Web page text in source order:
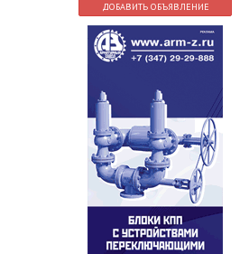
ДОБАВИТЬ ОБЪЯВЛЕНИЕ